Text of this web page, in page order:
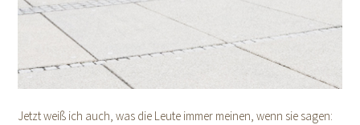
Jetzt weiß ich auch, was die Leute immer meinen, wenn sie sagen: